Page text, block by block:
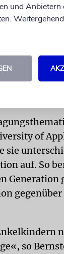
Es
so
of
sie
auf. So
Generation
so
und Anbietern